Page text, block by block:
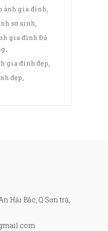
ảnh gia đình
sơ sinh
gia đình Đà
gia đình đẹp
đẹp
Hải Bắc, Q.Sơn trà,